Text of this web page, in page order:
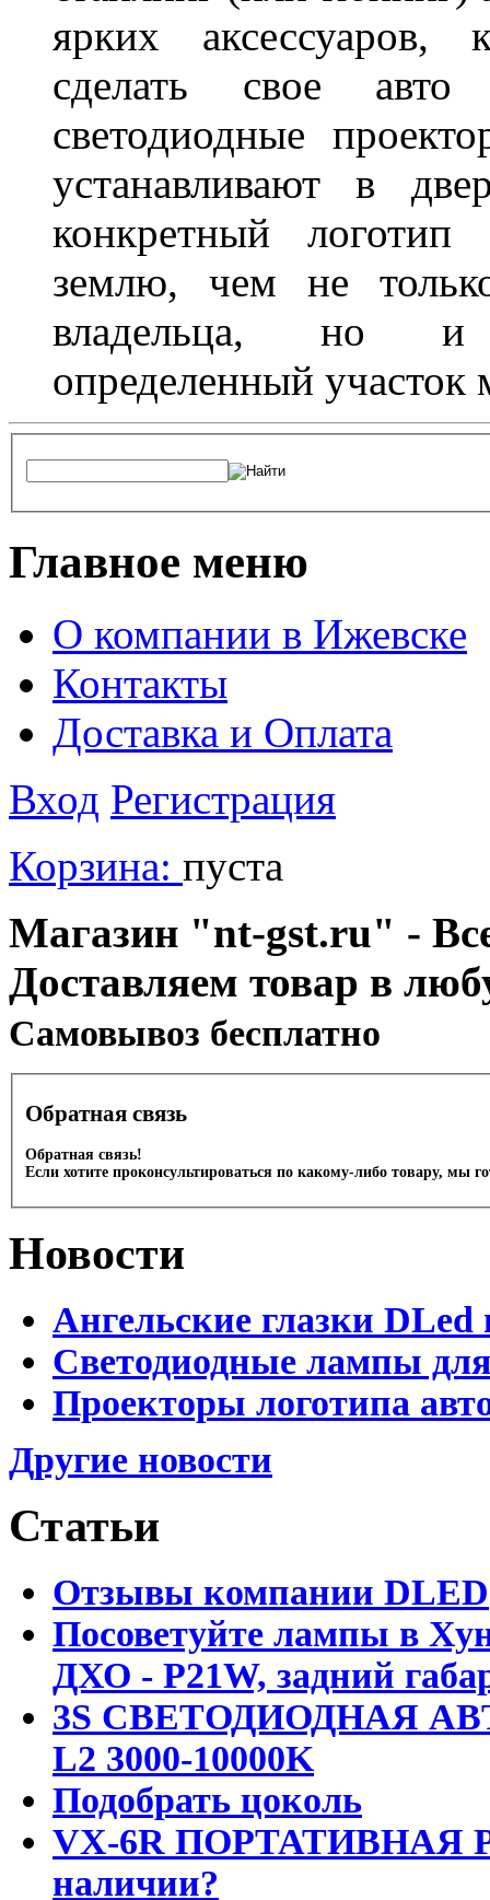
ярких аксессуаров,
сделать свое
светодиодные
устанавливают в
конкретный логотип
землю, чем не
владельца, но и
определенный участок
Главное меню
О компании в Ижевске
Контакты
Доставка и Оплата
Вход Регистрация
Корзина: пуста
Магазин "nt-gst.ru" -
Доставляем товар в
Cамовывоз бесплатно
Обратная связь
Обратная связь!
Если хотите проконсультироваться по какому-либо товару, мы
Новости
Ангельские глазки DLed
Светодиодные лампы
Проекторы логотипа
Другие новости
Статьи
Отзывы компании DLED
Посоветуйте лампы в
ДХО - P21W, задний
3S СВЕТОДИОДНАЯ
L2 3000-10000K
Подобрать цоколь
VX-6R ПОРТАТИВНАЯ
наличии?